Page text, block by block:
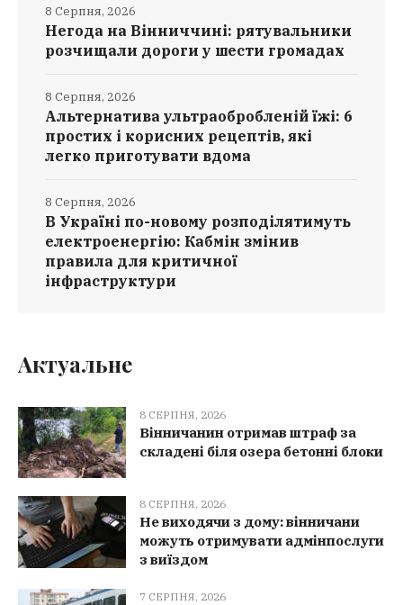
Негода на Вінниччині: рятувальники
розчищали дороги у шести громадах
8 Серпня, 2026
Альтернатива ультраобробленій їжі: 6
простих і корисних рецептів, які
легко приготувати вдома
8 Серпня, 2026
В Україні по-новому розподілятимуть
електроенергію: Кабмін змінив
правила для критичної
інфраструктури
8 Серпня, 2026
Актуальне
8 СЕРПНЯ, 2026
Вінничанин отримав штраф за
складені біля озера бетонні блоки
8 СЕРПНЯ, 2026
Не виходячи з дому: вінничани
можуть отримувати адмінпослуги
з виїздом
7 СЕРПНЯ, 2026